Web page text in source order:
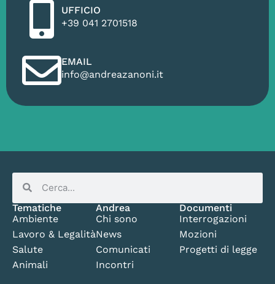
UFFICIO
+39 041 2701518
EMAIL
info@andreazanoni.it
Tematiche
Ambiente
Lavoro & Legalità
Salute
Animali
Andrea
Chi sono
News
Comunicati
Incontri
Documenti
Interrogazioni
Mozioni
Progetti di legge